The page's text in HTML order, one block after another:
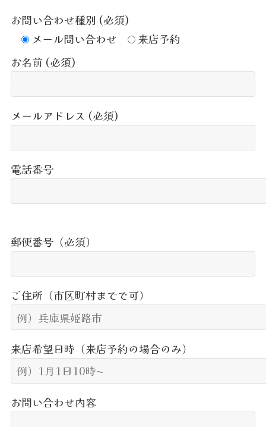
お問い合わせ種別 (必須)
メール問い合わせ
来店予約
お名前 (必須)
メールアドレス (必須)
電話番号
郵便番号（必須）
ご住所（市区町村までで可）
来店希望日時（来店予約の場合のみ）
お問い合わせ内容